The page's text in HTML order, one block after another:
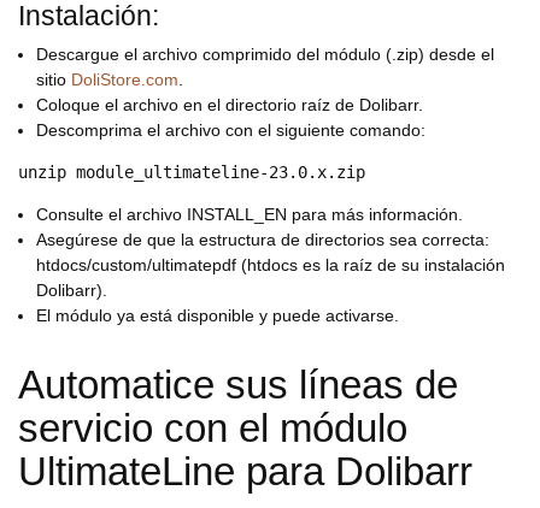
Instalación:
Descargue el archivo comprimido del módulo (.zip) desde el
sitio DoliStore.com.
Coloque el archivo en el directorio raíz de Dolibarr.
Descomprima el archivo con el siguiente comando:
Consulte el archivo INSTALL_EN para más información.
Asegúrese de que la estructura de directorios sea correcta:
htdocs/custom/ultimatepdf (htdocs es la raíz de su instalación
Dolibarr).
El módulo ya está disponible y puede activarse.
Automatice sus líneas de
servicio con el módulo
UltimateLine para Dolibarr